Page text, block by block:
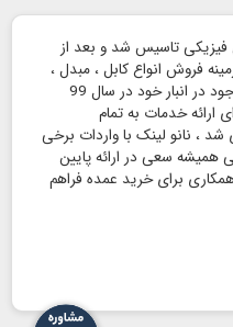
در سال 89 در مکان فیزیکی تاسیس شد و بعد از
فروش انواع کابل ، مبدل ،
فن و آداپتور و دارای هزار قلم کالای موجود در انبار خود در سال 99
ارائه خدمات به تمام
، نانو لینک با واردات برخی
همیشه سعی در ارائه پایین
برای خرید عمده فراهم